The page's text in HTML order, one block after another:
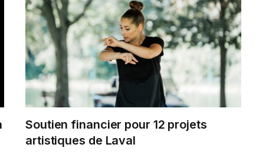
Soutien financier pour 12 projets
artistiques de Laval